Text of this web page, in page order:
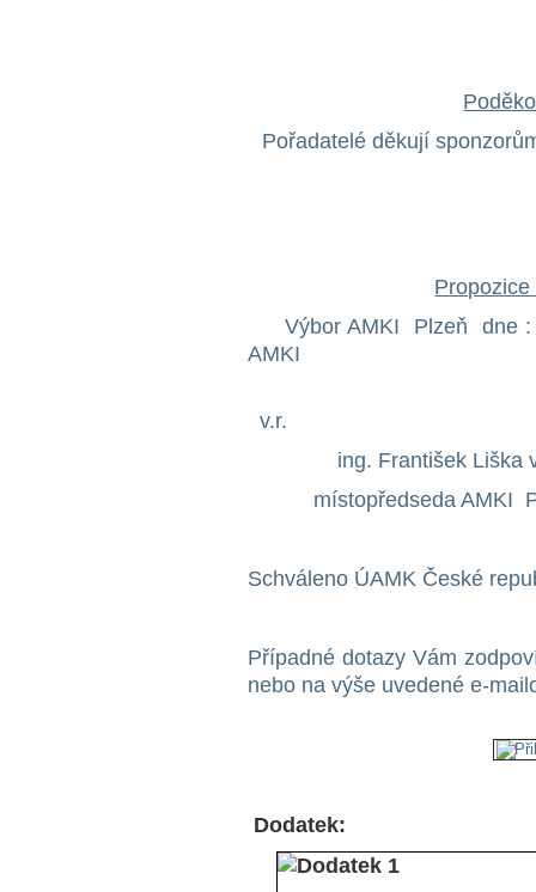
Pořadatelé děkují
Výbor AMKI Plzeň dne
AMKI
v.r.
ing. František
místopředseda
Schváleno ÚAMK České
Případné dotazy Vám
nebo na výše uvedené e-
Dodatek: